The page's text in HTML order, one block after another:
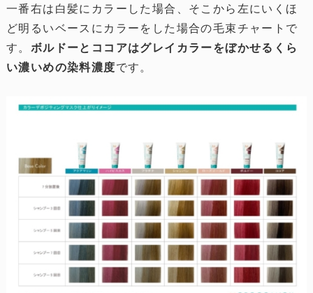
一番右は白髪にカラーした場合、そこから左にいくほ
ど明るいベースにカラーをした場合の毛束チャートで
す。 ボルドーとココアはグレイカラーをぼかせるくら
い濃いめの染料濃度です。